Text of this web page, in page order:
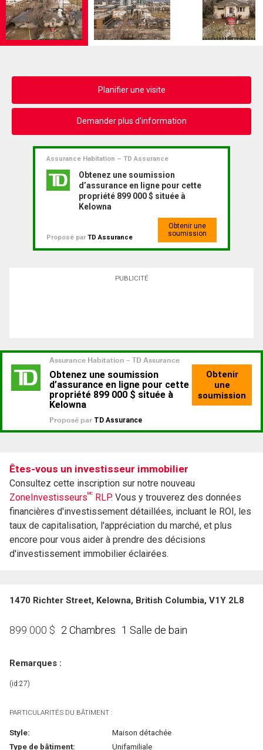
Planifier une visite
Demander plus d'information
Assurance Habitation – TD Assurance
Obtenez une soumission
d’assurance en ligne pour cette
propriété 899 000 $ située à
Kelowna
Proposé parTD Assurance
Obtenir une
soumission
PUBLICITÉ
Êtes-vous un investisseur immobilier
Consultez cette inscription sur notre nouveau
ZoneInvestisseursMC RLP. Vous y trouverez des données
financières d'investissement détaillées, incluant le ROI, les
taux de capitalisation, l'appréciation du marché, et plus
encore pour vous aider à prendre des décisions
d'investissement immobilier éclairées.
1470 Richter Street, Kelowna, British Columbia, V1Y 2L8
899 000 $ 2 Chambres 1 Salle de bain
Remarques :
(id:27)
PARTICULARITÉS DU BÂTIMENT :
Style:
Maison détachée
Type de bâtiment:
Unifamiliale